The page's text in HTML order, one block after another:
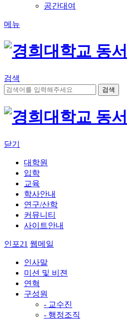
공간대여
메뉴
검색
닫기
대학원
입학
교육
학사안내
연구/산학
커뮤니티
사이트안내
인포21 웹메일
인사말
미션 및 비젼
연혁
구성원
- 교수진
- 행정조직